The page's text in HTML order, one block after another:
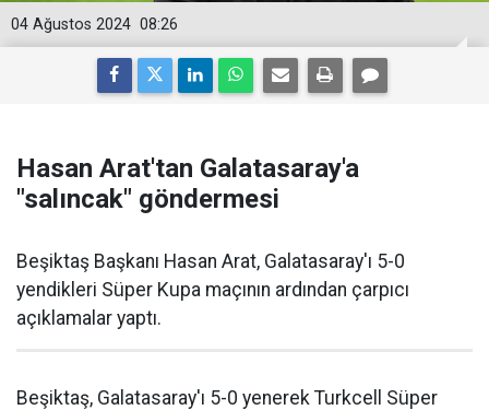
08:26
04 Ağustos 2024
Hasan Arat'tan Galatasaray'a
"salıncak" göndermesi
Beşiktaş Başkanı Hasan Arat, Galatasaray'ı 5-0
yendikleri Süper Kupa maçının ardından çarpıcı
açıklamalar yaptı.
Beşiktaş, Galatasaray'ı 5-0 yenerek Turkcell Süper